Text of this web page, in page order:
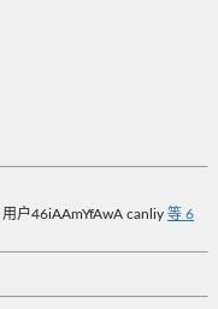
用户46iAAmYfAwA canliy 等 6